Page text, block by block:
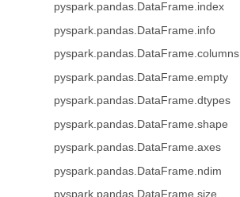
pyspark.pandas.DataFrame.index
pyspark.pandas.DataFrame.info
pyspark.pandas.DataFrame.columns
pyspark.pandas.DataFrame.empty
pyspark.pandas.DataFrame.dtypes
pyspark.pandas.DataFrame.shape
pyspark.pandas.DataFrame.axes
pyspark.pandas.DataFrame.ndim
pyspark.pandas.DataFrame.size